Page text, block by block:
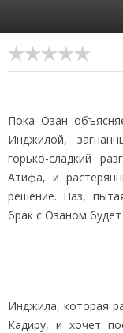
Пока Озан
Инджилой,
горько-сладкий
Атифа, и
решение. Наз,
брак с Озаном
Инджила, которая
Кадиру, и хочет